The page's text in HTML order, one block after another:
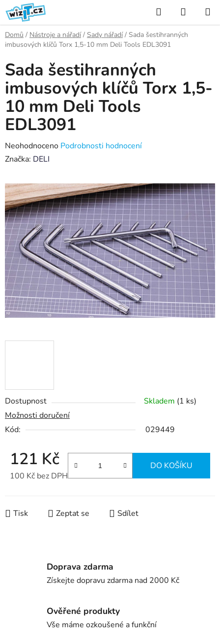
Přejít
na
obsah
Hledat
KOŠÍK
Domů / Nástroje a nářadí / Sady nářadí / Sada šestihranných
imbusových klíčů Torx 1,5-10 mm Deli Tools EDL3091
Dostupnost Skladem (1 ks)
Možnosti doručení
Kód:
029449
121 Kč
100 Kč bez DPH
DO KOŠÍKU
Tisk Zeptat se Sdílet
Sada šestihranných
imbusových klíčů Torx 1,5-
10 mm Deli Tools
EDL3091
Průměrné
hodnocení
je
0,0
z
5
hvězdiček.
Neohodnoceno Podrobnosti hodnocení
Značka: DELI
Doprava zdarma
Získejte dopravu zdarma nad 2000 Kč
Ověřené produkty
Vše máme ozkoušené a funkční